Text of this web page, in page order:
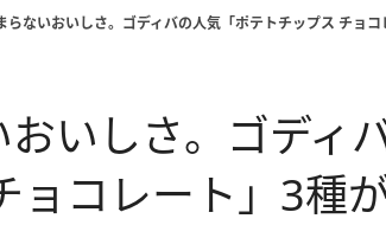
らないおいしさ。ゴディバの人気「ポテトチップス チョ
おいしさ。ゴディ
ョコレート」3種